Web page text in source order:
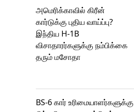
அமெரிக்காவில் கிரீன்
கார்டுக்கு புதிய வாய்ப்பு?
இந்திய H-1B
விசாதாரர்களுக்கு நம்பிக்கை
தரும் மசோதா
BS-6 கார் உரிமையாளர்களுக்கு